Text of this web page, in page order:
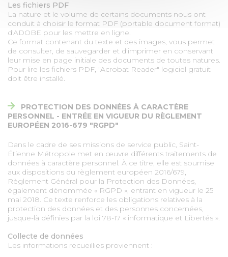
Les fichiers PDF
La nature et le volume de certains documents nous ont
conduit à choisir le format PDF (portable document format)
d'ADOBE pour les mettre en ligne.
Ce format contenant du texte et des images, vous permet
de consulter, de sauvegarder et d'imprimer en conservant
leur mise en page initiale des documents de toutes natures.
Pour lire les fichiers PDF, "Acrobat Reader" logiciel gratuit
doit être installé.
PROTECTION DES DONNÉES À CARACTÈRE
PERSONNEL - ENTRÉE EN VIGUEUR DU RÈGLEMENT
EUROPÉEN 2016-679 "RGPD"
Dans le cadre de ses missions de service public, Saint-
Étienne Métropole met en œuvre différents traitements de
données à caractère personnel. À ce titre, elle est soumise
aux dispositions du règlement européen 2016/679,
Règlement Général pour la Protection des Données,
également dénommée « RGPD », entrant en vigueur le 25
mai 2018. Ce texte renforce les obligations relatives à la
protection des données et des personnes concernées,
jusque-là définies par la loi 78-17 « informatique et Libertés ».
Collecte de données
Les informations recueillies proviennent :